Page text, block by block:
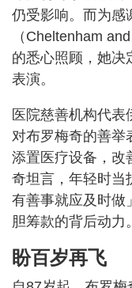
仍受影响。而为感
（Cheltenham
的悉心照顾，她决
表演。
医院慈善机构代表
对布罗梅奇的善举
添置医疗设备，改
奇坦言，年轻时当
有善事就应及时做
胆筹款的背后动力。
盼百岁再飞